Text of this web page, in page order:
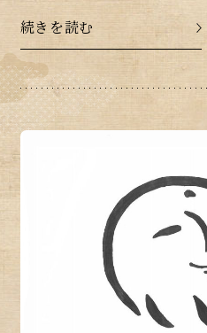
とさせていただきます。 日
12時 ～ 2025年 […]
続きを読む